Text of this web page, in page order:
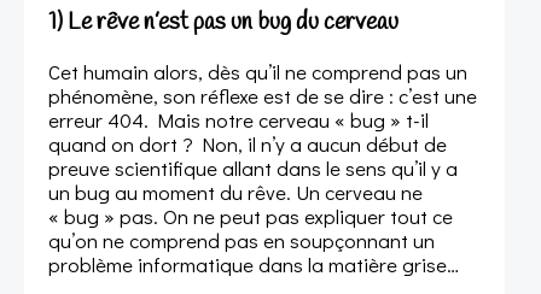
1) Le rêve n’est pas un bug du cerveau
Cet humain alors, dès qu’il ne comprend pas un
phénomène, son réflexe est de se dire : c’est une
erreur 404. Mais notre cerveau « bug » t-il
quand on dort ? Non, il n’y a aucun début de
preuve scientifique allant dans le sens qu’il y a
un bug au moment du rêve. Un cerveau ne
« bug » pas. On ne peut pas expliquer tout ce
qu’on ne comprend pas en soupçonnant un
problème informatique dans la matière grise…